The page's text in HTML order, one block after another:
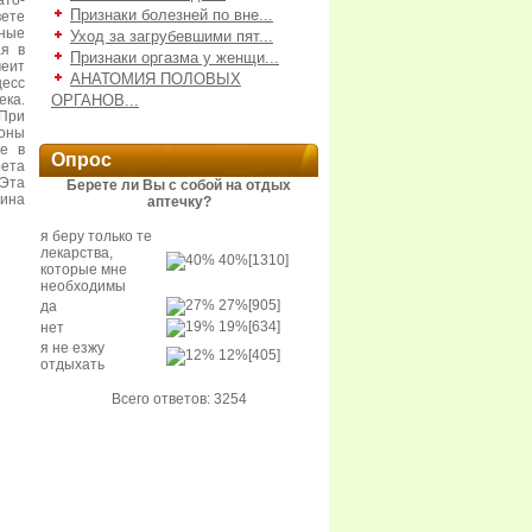
в
в
Признаки болезней по вне...
Уход за загрубевшими пят...
Признаки оргазма у женщи...
АНАТОМИЯ ПОЛОВЫХ
ОРГАНОВ...
Опрос
Берете ли Вы с собой на отдых
аптечку?
я беру только те
лекарства,
которые мне
необходимы
40%[1310]
да 27%[905]
нет
19%[634]
я не езжу
отдыхать
12%[405]
Всего ответов: 3254